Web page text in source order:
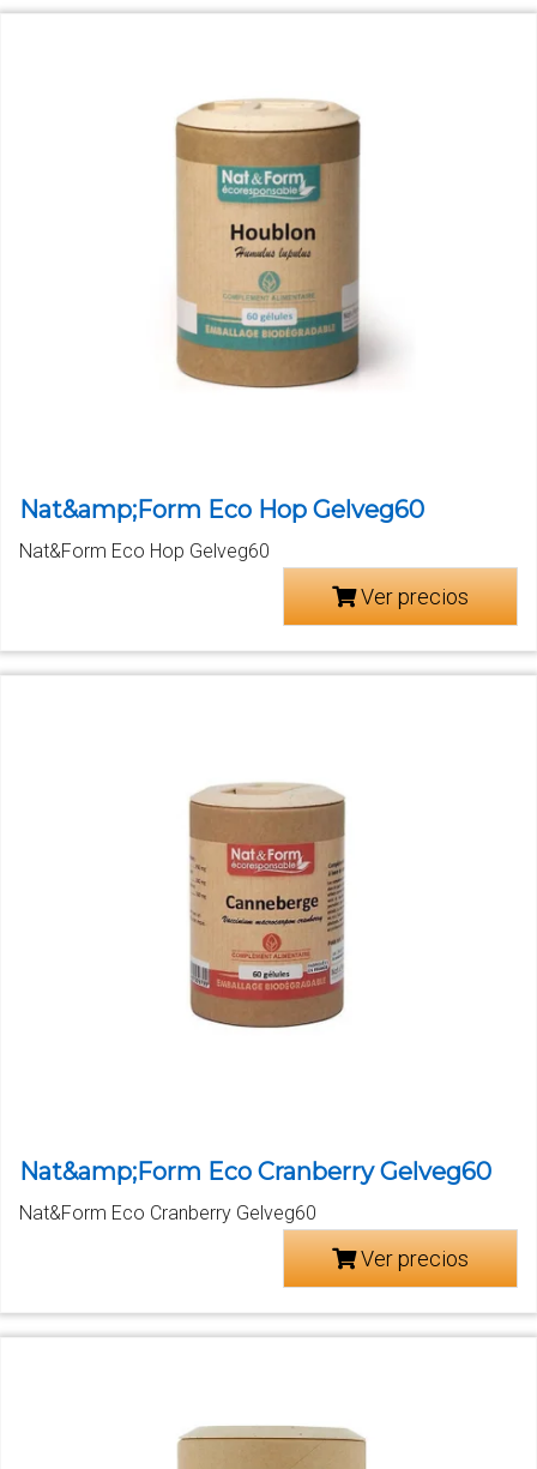
Nat&amp;Form Eco Hop Gelveg60
Nat&Form Eco Hop Gelveg60
Ver precios
Nat&amp;Form Eco Cranberry Gelveg60
Nat&Form Eco Cranberry Gelveg60
Ver precios